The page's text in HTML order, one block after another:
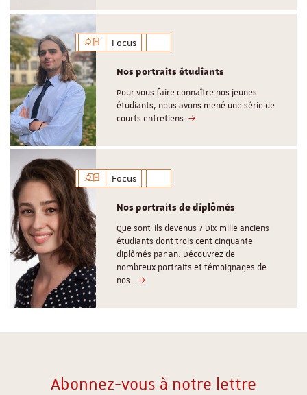
Focus
Nos portraits étudiants
Pour vous faire connaître nos jeunes
étudiants, nous avons mené une série de
courts entretiens.
Focus
Nos portraits de diplômés
Que sont-ils devenus ? Dix-mille anciens
étudiants dont trois cent cinquante
diplômés par an. Découvrez de
nombreux portraits et témoignages de
nos…
Abonnez-vous à notre lettre